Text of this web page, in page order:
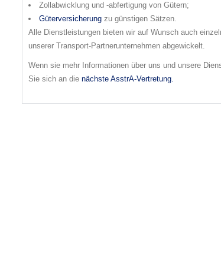
Zollabwicklung und -abfertigung von Gütern;
Güterversicherung zu günstigen Sätzen.
Alle Dienstleistungen bieten wir auf Wunsch auch
unserer Transport-Partnerunternehmen abgewickelt.
Wenn sie mehr Informationen über uns und unsere
Sie sich an die nächste AsstrA-Vertretung.